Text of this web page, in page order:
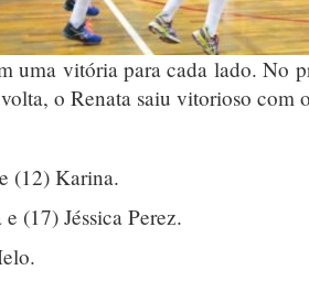
uma vitória para cada lado. No
o Renata saiu vitorioso com
(12) Karina.
(17) Jéssica Perez.